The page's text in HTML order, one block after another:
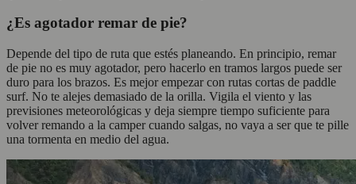
¿Es agotador remar de pie?
Depende del tipo de ruta que estés planeando. En principio, remar
de pie no es muy agotador, pero hacerlo en tramos largos puede ser
duro para los brazos. Es mejor empezar con rutas cortas de paddle
surf. No te alejes demasiado de la orilla. Vigila el viento y las
previsiones meteorológicas y deja siempre tiempo suficiente para
volver remando a la camper cuando salgas, no vaya a ser que te pille
una tormenta en medio del agua.